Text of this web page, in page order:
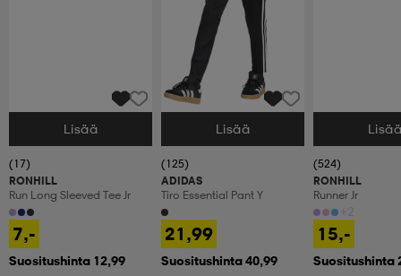
Valitse Koko
Lisää
(17)
RONHILL
Run Long Sleeved Tee Jr
7,-
Suositushinta 12,99
Valitse Koko
Lisää
(125)
ADIDAS
Tiro Essential Pant Y
21,99
Suositushinta 40,99
Valitse Koko
(524)
RONHILL
Runner Jr
15,-
Suositushinta